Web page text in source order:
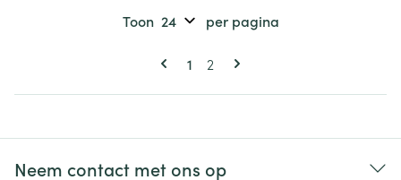
Pagina's
U lees momenteel pagina
1 Pagina
2
Toon per pagina
Neem contact met ons op